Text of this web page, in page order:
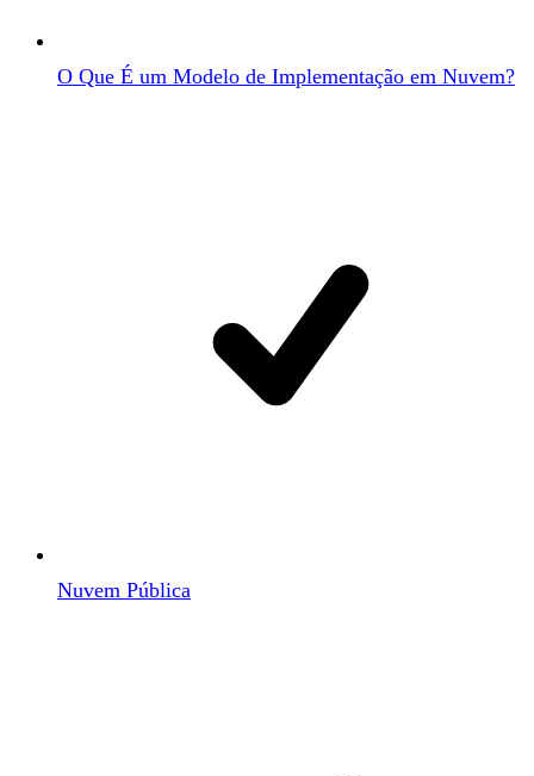
O Que É um Modelo de Implementação em Nuvem?
Nuvem Pública